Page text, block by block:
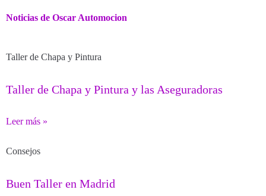
Noticias de Oscar Automocion
Taller de Chapa y Pintura
Taller de Chapa y Pintura y las Aseguradoras
Leer más »
Consejos
Buen Taller en Madrid